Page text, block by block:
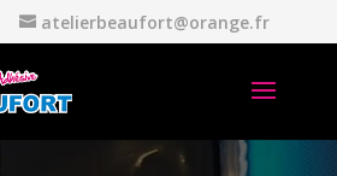
atelierbeaufort@orange.fr